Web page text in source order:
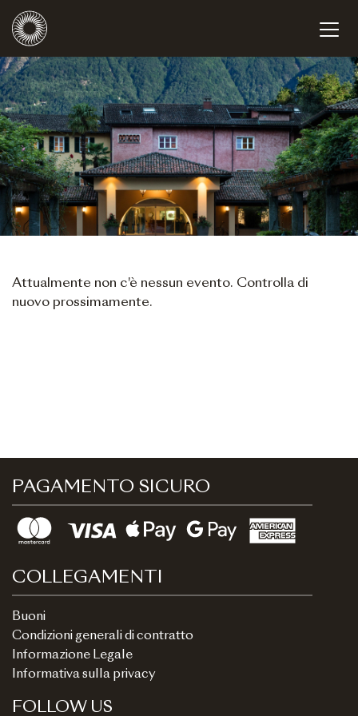
Attualmente non c'è nessun evento. Controlla di
nuovo prossimamente.
PAGAMENTO SICURO
COLLEGAMENTI
Buoni
Condizioni generali di contratto
Informazione Legale
Informativa sulla privacy
FOLLOW US